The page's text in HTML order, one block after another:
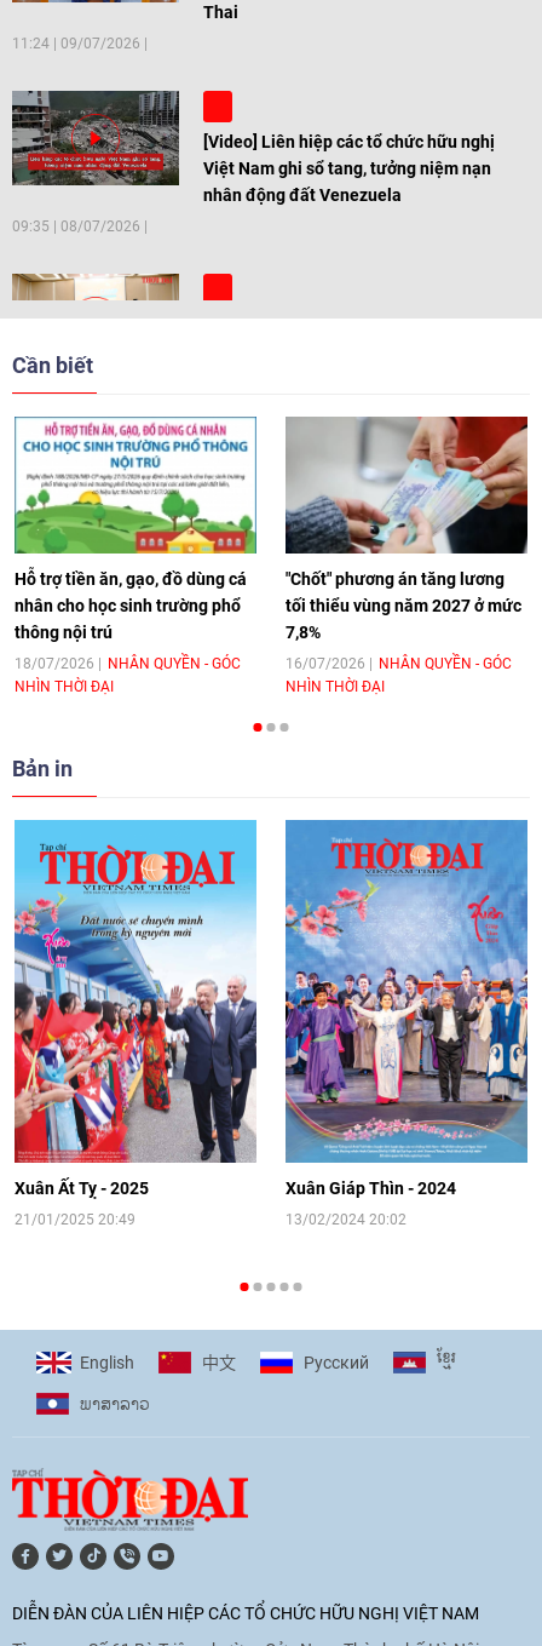
Thai
11:24 09/07/2026
[Video] Liên hiệp các tổ chức hữu nghị
Việt Nam ghi sổ tang, tưởng niệm nạn
nhân động đất Venezuela
09:35 08/07/2026
[Video] Trẻ em Đông Á cùng kiến tạo
[Video] Âm nhạc flamenco gắn kết văn
hoá Việt Nam - Tây Ban Nha
11:10 17/06/2026
[Video] Trao tặng Kỷ niệm chương "Vì
hòa bình, hữu nghị giữa các dân tộc"
cho Đại sứ Hungary tại Việt Nam
[Video] Nhân dân Việt Nam luôn trân
trọng tình cảm của nước Nga
08:02 | 13/06/2026
Video: Cơ hội giao lưu quốc tế cho học
sinh Việt Nam tại trại hè Artek
14:41|12/06/2026
[Video] Đối ngoại nhân dân Thủ đô
hướng tới kết nối hiệu quả nguồn lực
người Việt Nam ở nước ngoài
16:58|10/06/2026
phó với biến đổi khí hậu
17:07|09/06/2026
[Video] Lào dành ưu tiên hàng đầu cho
quan hệ với Việt Nam
11:01 |09/06/2026
Cần biết
Hỗ trợ tiền ăn, gạo, đồ dùng cá
nhân cho học sinh trường phổ
thông nội trú
18/07/2026
NHÂN QUYỀN - GÓC
NHÌN THỜI ĐẠI
"Chốt" phương án tăng lương
tối thiểu vùng năm 2027 ở mức
7,8%
16/07/2026
NHÂN QUYỀN - GÓC
NHÌN THỜI ĐẠI
Bản in
Xuân Ất Tỵ - 2025
21/01/2025 20:49
Xuân Giáp Thìn - 2024
13/02/2024 20:02
English 中文 Pусский ខ្មែរ
ພາ​ສາ​ລາວ
DIỄN ĐÀN CỦA LIÊN HIỆP CÁC TỔ CHỨC HỮU NGHỊ VIỆT NAM